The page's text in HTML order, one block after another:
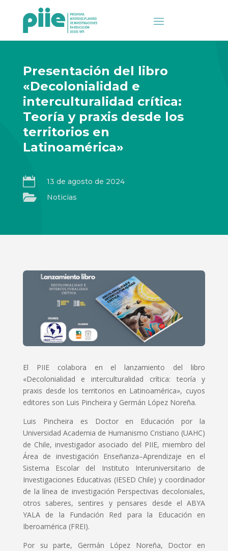
Presentación del libro
«Decolonialidad e
interculturalidad crítica:
Teoría y praxis desde los
territorios en
Latinoamérica»
 13 de agosto de 2024
 Noticias
El PIIE colabora en el lanzamiento del libro
«Decolonialidad e interculturalidad crítica: teoría y
praxis desde los territorios en Latinoamérica», cuyos
editores son Luis Pincheira y Germán López Noreña.
Luis Pincheira es Doctor en Educación por la
Universidad Academia de Humanismo Cristiano (UAHC)
de Chile, investigador asociado del PIIE, miembro del
Área de investigación Enseñanza–Aprendizaje en el
Sistema Escolar del Instituto Interuniversitario de
Investigaciones Educativas (IESED Chile) y coordinador
de la línea de investigación Perspectivas decoloniales,
otros saberes, sentires y pensares desde el ABYA
YALA de la Fundación Red para la Educación en
Iberoamérica (FREI).
Por su parte, Germán López Noreña, Doctor en